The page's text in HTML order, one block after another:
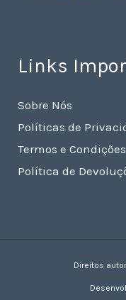
Links
Sobre Nós
Políticas de
Termos e
Política de
Direitos